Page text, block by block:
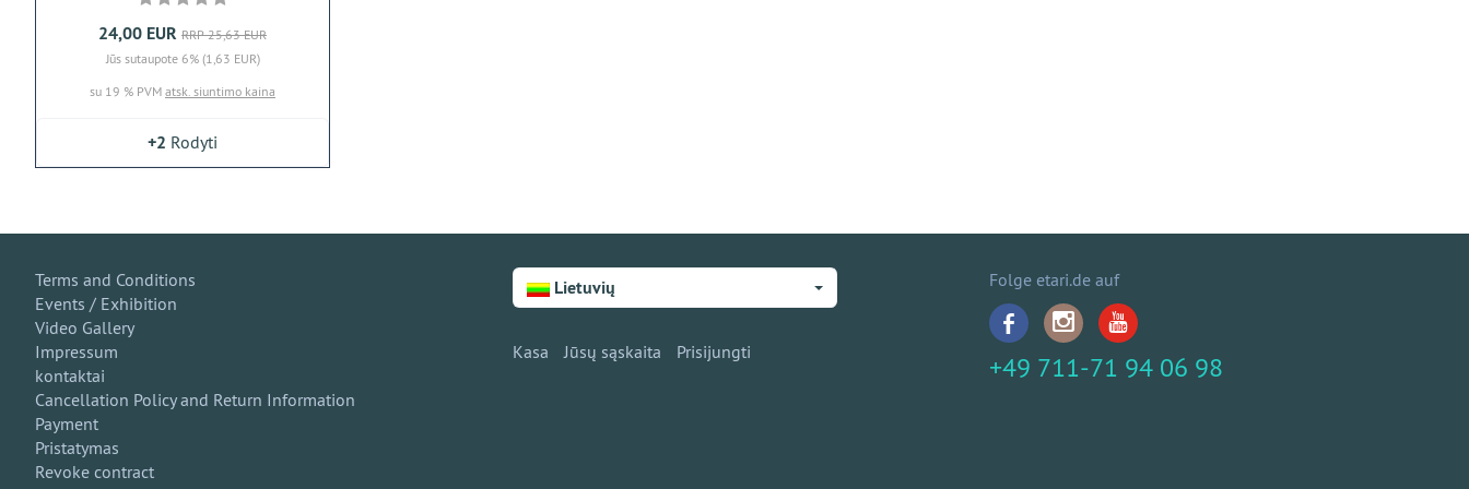
24,00 EUR RRP 25,63 EUR
Jūs sutaupote 6% (1,63 EUR)
su 19 % PVM atsk. siuntimo kaina
+2 Rodyti
Terms and Conditions
Events / Exhibition
Video Gallery
Impressum
kontaktai
Cancellation Policy and Return Information
Payment
Pristatymas
Revoke contract
Lietuvių
Kasa Jūsų sąskaita Prisijungti
Folge etari.de auf
+49 711-71 94 06 98